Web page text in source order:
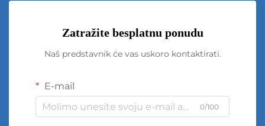
Zatražite besplatnu ponudu
Naš predstavnik će vas uskoro kontaktirati.
E-mail
0/100